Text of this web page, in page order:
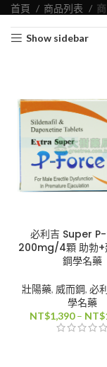
首頁 商品列表
Show sidebar
必利吉 Super
200mg/4顆 助勃+
鋼學名藥
壯陽藥, 威而鋼, 必
學名藥
NT$1,390 – NT$